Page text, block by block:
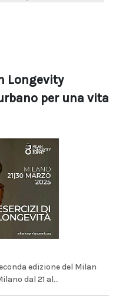
Longevity
per una vita
edizione del Milan
dal 21 al...